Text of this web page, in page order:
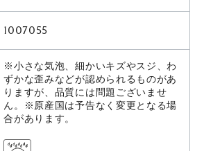
1007055
※小さな気泡、細かいキズやスジ、わ
ずかな歪みなどが認められるものがあ
りますが、品質には問題ございませ
ん。※原産国は予告なく変更となる場
合があります。